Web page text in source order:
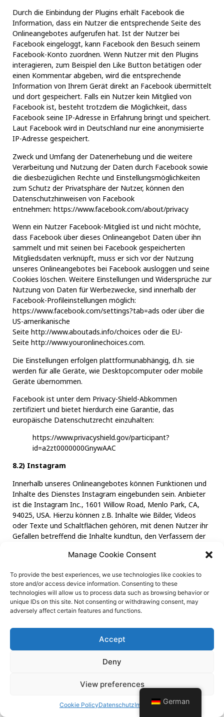
Manage Cookie Consent
To provide the best experiences, we use technologies like cookies to
store and/or access device information. Consenting to these
technologies will allow us to process data such as browsing behavior or
unique IDs on this site. Not consenting or withdrawing consent, may
adversely affect certain features and functions.
Accept
Deny
View preferences
Cookie PolicyDatenschutzImpressum
Durch die Einbindung der Plugins erhält Facebook die
Information, dass ein Nutzer die entsprechende Seite des
Onlineangebotes aufgerufen hat. Ist der Nutzer bei
Facebook eingeloggt, kann Facebook den Besuch seinem
Facebook-Konto zuordnen. Wenn Nutzer mit den Plugins
interagieren, zum Beispiel den Like Button betätigen oder
einen Kommentar abgeben, wird die entsprechende
Information von Ihrem Gerät direkt an Facebook übermittelt
und dort gespeichert. Falls ein Nutzer kein Mitglied von
Facebook ist, besteht trotzdem die Möglichkeit, dass
Facebook seine IP-Adresse in Erfahrung bringt und speichert.
Laut Facebook wird in Deutschland nur eine anonymisierte
IP-Adresse gespeichert.
Zweck und Umfang der Datenerhebung und die weitere
Verarbeitung und Nutzung der Daten durch Facebook sowie
die diesbezüglichen Rechte und Einstellungsmöglichkeiten
zum Schutz der Privatsphäre der Nutzer, können den
Datenschutzhinweisen von Facebook
entnehmen: https://www.facebook.com/about/privacy
Wenn ein Nutzer Facebook-Mitglied ist und nicht möchte,
dass Facebook über dieses Onlineangebot Daten über ihn
sammelt und mit seinen bei Facebook gespeicherten
Mitgliedsdaten verknüpft, muss er sich vor der Nutzung
unseres Onlineangebotes bei Facebook ausloggen und seine
Cookies löschen. Weitere Einstellungen und Widersprüche zur
Nutzung von Daten für Werbezwecke, sind innerhalb der
Facebook-Profileinstellungen möglich:
https://www.facebook.com/settings?tab=ads oder über die
US-amerikanische
Seite http://www.aboutads.info/choices oder die EU-
Seite http://www.youronlinechoices.com.
Die Einstellungen erfolgen plattformunabhängig, d.h. sie
werden für alle Geräte, wie Desktopcomputer oder mobile
Geräte übernommen.
Facebook ist unter dem Privacy-Shield-Abkommen
zertifiziert und bietet hierdurch eine Garantie, das
europäische Datenschutzrecht einzuhalten:
https://www.privacyshield.gov/participant?
id=a2zt0000000GnywAAC
8.2) Instagram
Innerhalb unseres Onlineangebotes können Funktionen und
Inhalte des Dienstes Instagram eingebunden sein. Anbieter
ist die Instagram Inc., 1601 Willow Road, Menlo Park, CA,
94025, USA. Hierzu können z.B. Inhalte wie Bilder, Videos
oder Texte und Schaltflächen gehören, mit denen Nutzer ihr
Gefallen betreffend die Inhalte kundtun, den Verfassern der
kann Instagram den Aufruf der o.g. Inhalte und Funktionen
den dortigen Profilen der Nutzer zuordnen.
Datenschutzerklärung von
Instagram:http://instagram.com/about/legal/privacy
9) Löschung Ihrer Daten
Flatify speichert personenbezogenen Daten des Nutzers
über den Zeitraum der Nutzung der App. Wird der
Vorname, das Profilbild und Verknüpfungen zu Drittanbietern
endgültig und unwiederbringlich gelöscht.
10) Ihre Rechte
German